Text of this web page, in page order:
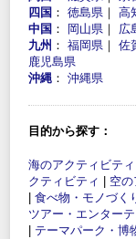
四国 ： 徳島県 ｜ 高
中国 ： 岡山県 ｜ 広
九州 ： 福岡県 ｜ 佐
鹿児島県
沖縄 ： 沖縄県
目的から探す：
海のアクティビティ
クティビティ
空の
食べ物・モノづく
ツアー・エンター
テーマパーク・博